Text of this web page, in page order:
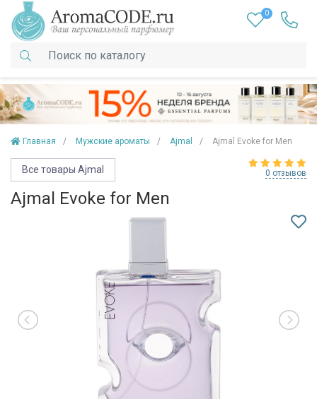
0
Главная Мужские ароматы Ajmal Ajmal Evoke for Men
Все товары Ajmal 0 отзывов
Ajmal Evoke for Men